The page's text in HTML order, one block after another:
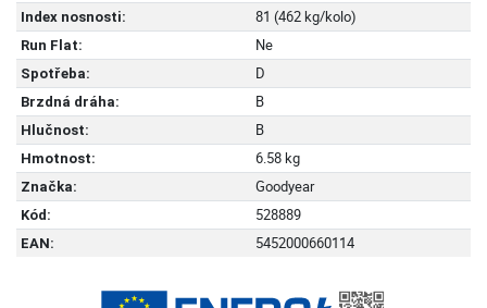
Index nosnosti: 81 (462 kg/kolo)
Run Flat: Ne
Spotřeba: D
Brzdná dráha: B
Hlučnost: B
Hmotnost: 6.58 kg
Značka: Goodyear
Kód: 528889
EAN: 5452000660114